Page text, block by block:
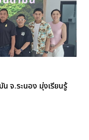
จ.ระนอง มุ่งเรียนรู้